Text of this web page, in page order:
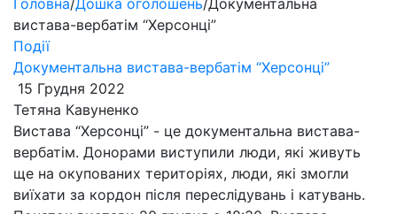
Головна/Дошка оголошень/Документальна
вистава-вербатім “Херсонці”
Події
Документальна вистава-вербатім “Херсонці”
15 Грудня 2022
Тетяна Кавуненко
Вистава “Херсонці” - це документальна вистава-
вербатім. Донорами виступили люди, які живуть
ще на окупованих територіях, люди, які змогли
виїхати за кордон після переслідувань і катувань.